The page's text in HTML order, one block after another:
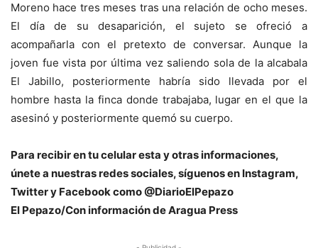
Moreno hace tres meses tras una relación de ocho meses.
El día de su desaparición, el sujeto se ofreció a
acompañarla con el pretexto de conversar. Aunque la
joven fue vista por última vez saliendo sola de la alcabala
El Jabillo, posteriormente habría sido llevada por el
hombre hasta la finca donde trabajaba, lugar en el que la
asesinó y posteriormente quemó su cuerpo.
Para recibir en tu celular esta y otras informaciones,
únete a nuestras redes sociales, síguenos en Instagram,
Twitter y Facebook como @DiarioElPepazo
El Pepazo/Con información de Aragua Press